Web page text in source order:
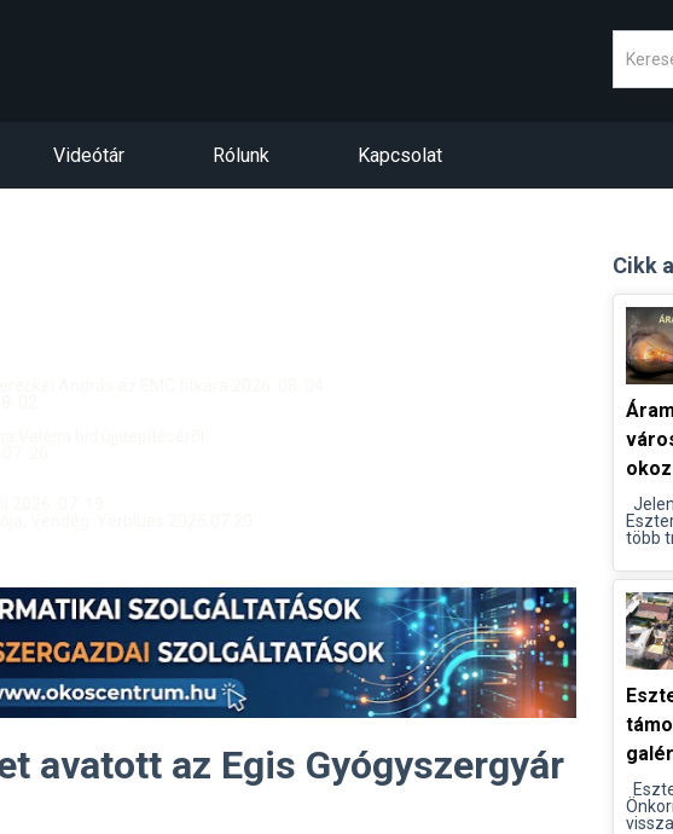
Videótár Rólunk Kapcsolat
avatott az Egis Gyógyszergyár
Cikk
több